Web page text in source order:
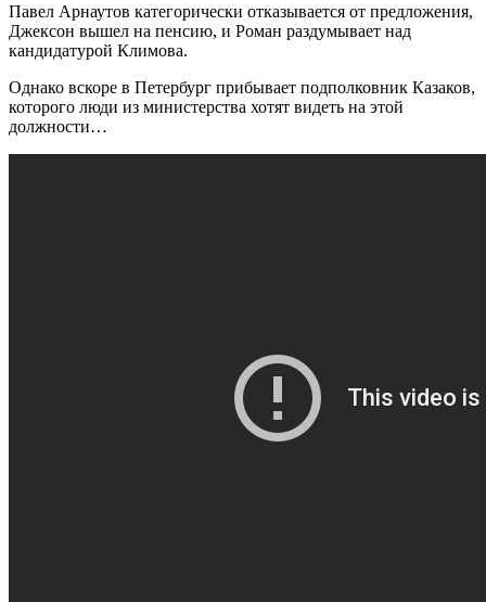
Павел Арнаутов категорически отказывается от предложения,
Джексон вышел на пенсию, и Роман раздумывает над
кандидатурой Климова.
Однако вскоре в Петербург прибывает подполковник Казаков,
которого люди из министерства хотят видеть на этой
должности…